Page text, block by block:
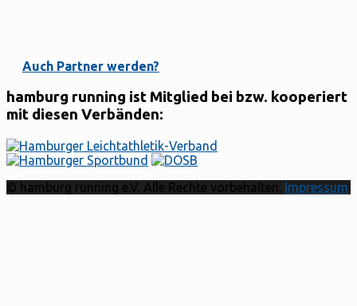
Auch Partner werden?
hamburg running ist Mitglied bei bzw. kooperiert
mit diesen Verbänden:
© hamburg running e.V. Alle Rechte vorbehalten. Impressum